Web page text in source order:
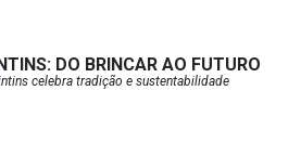
entre diferentes formas de
e a experiência estética.
das galerias do Teatro
DO BRINCAR AO FUTURO
celebra tradição e sustentabilidade